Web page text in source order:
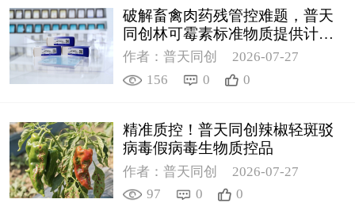
破解畜禽肉药残管控难题，普天
同创林可霉素标准物质提供计量
支撑
作者：普天同创
2026-07-27
156
0 0
精准质控！普天同创辣椒轻斑驳
病毒假病毒生物质控品
作者：普天同创
2026-07-27
97
0 0